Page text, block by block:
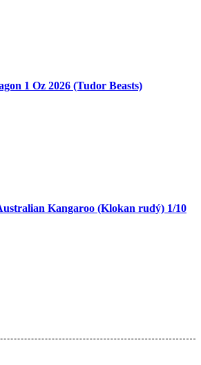
1 Oz 2026 (Tudor Beasts)
Kangaroo (Klokan rudý) 1/10